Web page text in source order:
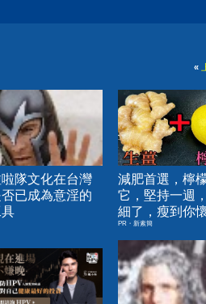
«
啦隊文化在台灣
已成為意淫的
減肥首選，檸
它，堅持一週
細了，瘦到你
人生
PR・新素簡